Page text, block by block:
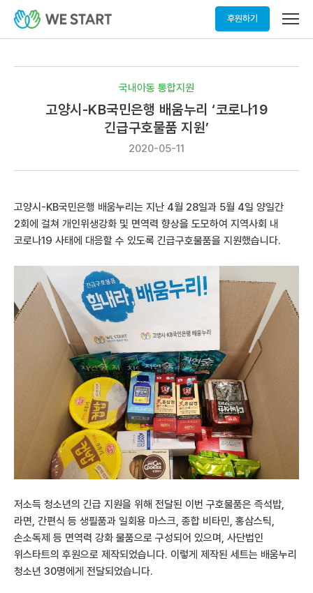
후원하기
메
열
국내아동 통합지원
고양시-KB국민은행 배움누리 ‘코로나19
긴급구호물품 지원’
2020-05-11
고양시-KB국민은행 배움누리는 지난 4월 28일과 5월 4일 양일간
2회에 걸쳐 개인위생강화 및 면역력 향상을 도모하여 지역사회 내
코로나19 사태에 대응할 수 있도록 긴급구호물품을 지원했습니다.
저소득 청소년의 긴급 지원을 위해 전달된 이번 구호물품은 즉석밥,
라면, 간편식 등 생필품과 일회용 마스크, 종합 비타민, 홍삼스틱,
손소독제 등 면역력 강화 물품으로 구성되어 있으며, 사단법인
위스타트의 후원으로 제작되었습니다. 이렇게 제작된 세트는 배움누리
청소년 30명에게 전달되었습니다.